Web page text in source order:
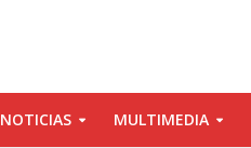
NOTICIAS MULTIMEDIA